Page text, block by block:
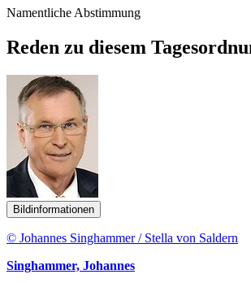
Namentliche Abstimmung
Reden zu diesem
Bildinformationen
© Johannes Singhammer / Stella von Saldern
Singhammer, Johannes